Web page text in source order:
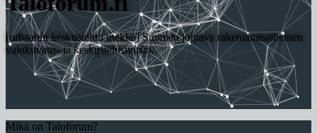
[urbaanin keskustelun mekka] Suomen johtava rakentamisaiheinen
valokuvaus- ja keskustelusivusto.
Mikä on Taloforum?